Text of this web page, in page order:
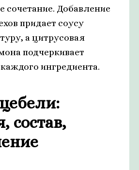
сочетание. Добавление
придает соусу
а цитрусовая
подчеркивает
ингредиента.
состав,